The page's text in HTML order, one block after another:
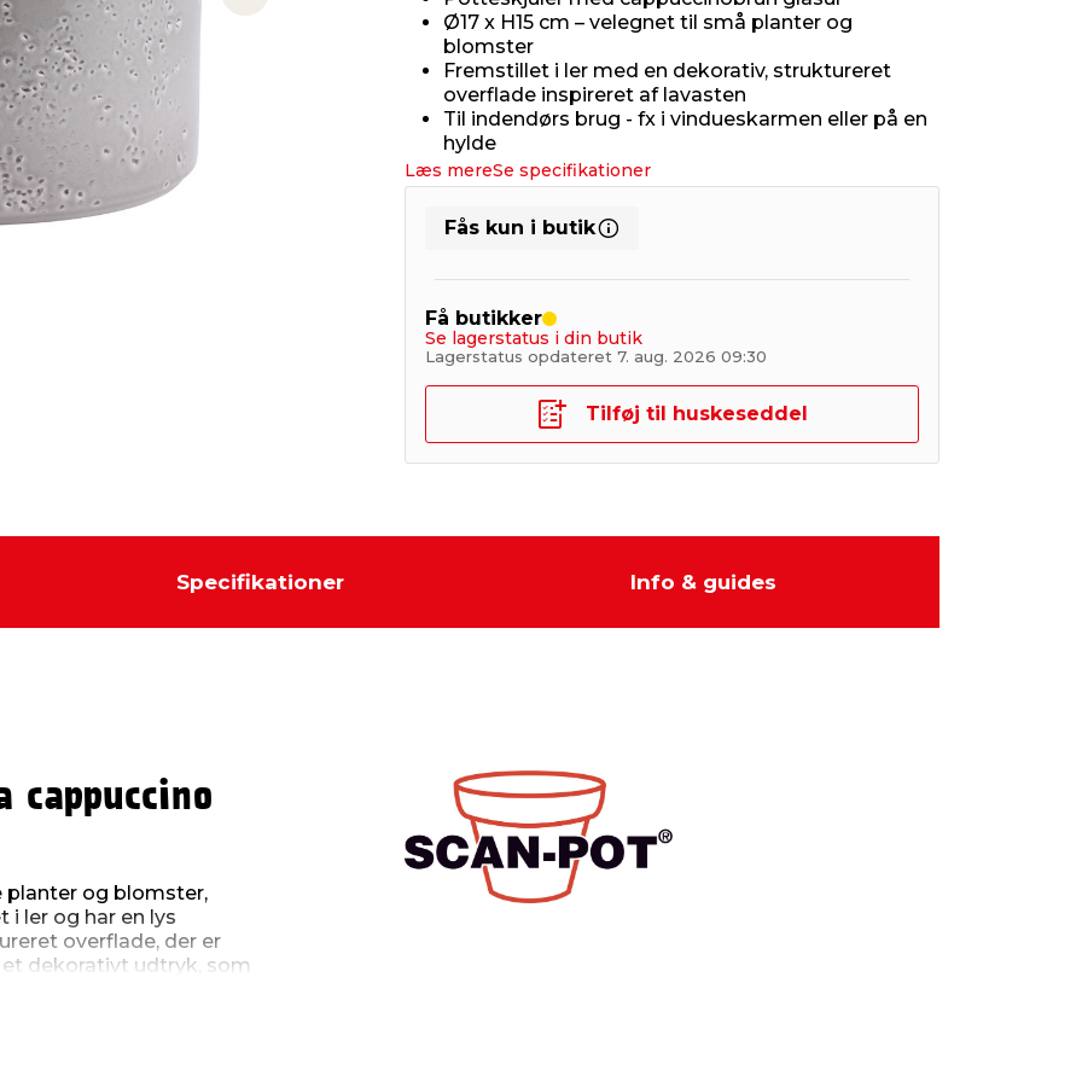
Next slide
Ø17 x H15 cm – velegnet til små planter og
blomster
Fremstillet i ler med en dekorativ, struktureret
overflade inspireret af lavasten
Til indendørs brug - fx i vindueskarmen eller på en
hylde
Læs mereSe specifikationer
Fås kun i butik
Få butikker
Se lagerstatus i din butik
Lagerstatus opdateret 7. aug. 2026 09:30
Tilføj til huskeseddel
Specifikationer Info & guides
cappuccino
planter og blomster,
i ler og har en lys
overflade, der er
dekorativt udtryk, som